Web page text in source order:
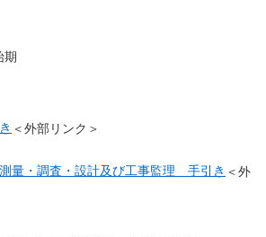
期
＜外部リンク＞
量・調査・設計及び工事監理 手引き ＜外